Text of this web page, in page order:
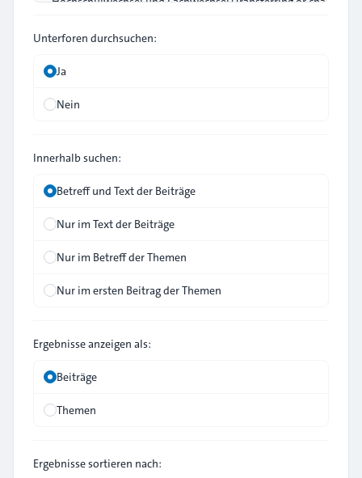
Unterforen durchsuchen:
Ja
Nein
Innerhalb suchen:
Betreff und Text der Beiträge
Nur im Text der Beiträge
Nur im Betreff der Themen
Nur im ersten Beitrag der Themen
Ergebnisse anzeigen als:
Beiträge
Themen
Ergebnisse sortieren nach: